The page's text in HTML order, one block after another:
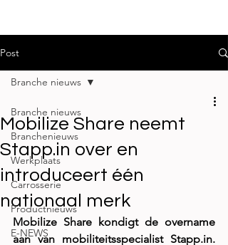
Post
Branche nieuws
Branchenieuws
Werkplaats
Carrosserie
Productnieuws
E-NEWS
Branche nieuws
Mobilize Share neemt
Stapp.in over en
introduceert één
nationaal merk
Mobilize Share kondigt de overname
aan van mobiliteitsspecialist Stapp.in.